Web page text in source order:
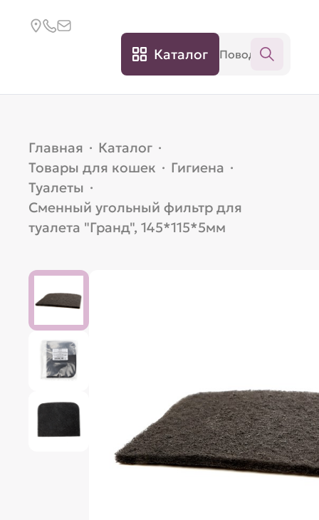
Каталог
Главная · Каталог ·
Товары для кошек · Гигиена ·
Туалеты ·
Сменный угольный фильтр для
туалета "Гранд", 145*115*5мм